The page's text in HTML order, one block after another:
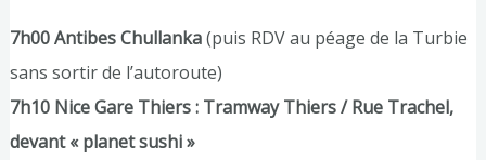
7h00 Antibes Chullanka(puis RDV au péage de la Turbie
sans sortir de l’autoroute)
7h10 Nice Gare Thiers : Tramway Thiers / Rue Trachel,
devant « planet sushi »